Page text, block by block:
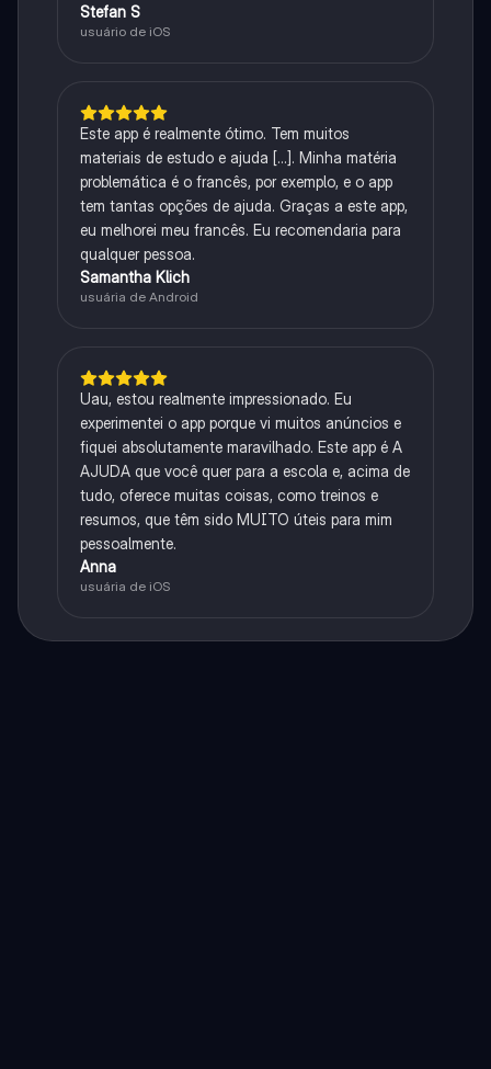
Stefan S
usuário de iOS
Este app é realmente ótimo. Tem muitos
materiais de estudo e ajuda [...]. Minha matéria
problemática é o francês, por exemplo, e o app
tem tantas opções de ajuda. Graças a este app,
eu melhorei meu francês. Eu recomendaria para
qualquer pessoa.
Samantha Klich
usuária de Android
Uau, estou realmente impressionado. Eu
experimentei o app porque vi muitos anúncios e
fiquei absolutamente maravilhado. Este app é A
AJUDA que você quer para a escola e, acima de
tudo, oferece muitas coisas, como treinos e
resumos, que têm sido MUITO úteis para mim
pessoalmente.
Anna
usuária de iOS